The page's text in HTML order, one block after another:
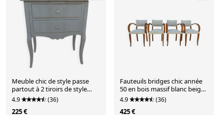
Meuble chic de style passe
partout à 2 tiroirs de style
louis XV - excellen
4.9 (36)
225 €
Fauteuils bridges chic année
50 en bois massif blanc beige
cousus main
4.9 (36)
425 €